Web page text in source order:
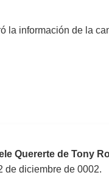
la información de la
Quererte de Tony
de diciembre de 0002.